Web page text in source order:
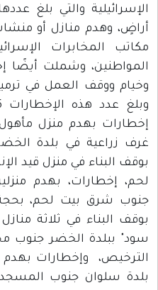
أراضٍ، وهدم منازل أو
مكاتب المخابرات
المواطنين، وشملت أيضًا
وخيام ووقف العمل في
إخطارات بهدم منزل
غرف زراعية في بلدة
بوقف البناء في منزل قيد
لحم، إخطارات، بهدم
جنوب شرق بيت لحم،
بوقف البناء في ثلاثة
سود" ببلدة الخضر جنوب
بلدة سلوان جنوب المسجد